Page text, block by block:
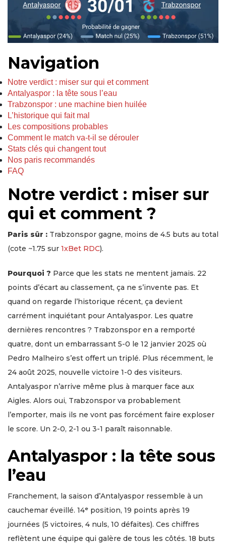
Navigation
Notre verdict : miser sur qui et comment
Antalyaspor : la tête sous l’eau
Trabzonspor : une machine bien huilée
L’historique qui fait mal
Les compositions probables
Comment le match va-t-il se dérouler
Stats clés qui changent tout
Nos paris recommandés
FAQ
Notre verdict : miser sur
qui et comment ?
Paris sûr : Trabzonspor gagne, moins de 4.5 buts au total
(cote ~1.75 sur 1xBet RDC).
Pourquoi ? Parce que les stats ne mentent jamais. 22
points d’écart au classement, ça ne s’invente pas. Et
quand on regarde l’historique récent, ça devient
carrément inquiétant pour Antalyaspor. Les quatre
dernières rencontres ? Trabzonspor en a remporté
quatre, dont un embarrassant 5-0 le 12 janvier 2025 où
Pedro Malheiro s’est offert un triplé. Plus récemment, le
24 août 2025, nouvelle victoire 1-0 des visiteurs.
Antalyaspor n’arrive même plus à marquer face aux
Aigles. Alors oui, Trabzonspor va probablement
l’emporter, mais ils ne vont pas forcément faire exploser
le score. Un 2-0, 2-1 ou 3-1 paraît raisonnable.
Antalyaspor : la tête sous
l’eau
Franchement, la saison d’Antalyaspor ressemble à un
cauchemar éveillé. 14ᵉ position, 19 points après 19
journées (5 victoires, 4 nuls, 10 défaites). Ces chiffres
reflètent une équipe qui galère de tous les côtés. 18 buts